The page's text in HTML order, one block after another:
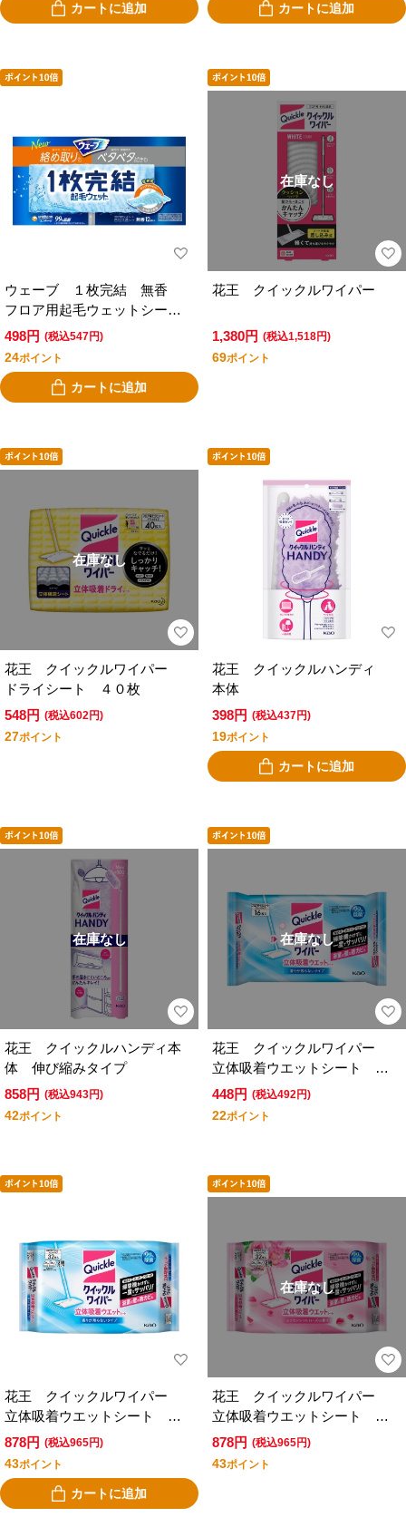
カートに追加 カートに追加
ウェーブ １枚完結 無香
フロア用起毛ウェットシート
（各社共通タイプ） １２枚
入
498円 (税込547円)
24ポイント
カートに追加
在庫なし
花王 クイックルワイパー
1,380円 (税込1,518円)
69ポイント
在庫なし
花王 クイックルワイパー
ドライシート ４０枚
548円 (税込602円)
27ポイント
花王 クイックルハンディ
本体
398円 (税込437円)
19ポイント
カートに追加
在庫なし
花王 クイックルハンディ本
体 伸び縮みタイプ
858円 (税込943円)
42ポイント
在庫なし
花王 クイックルワイパー
立体吸着ウエットシート 香
りが残らないタイプ １６枚
入
448円 (税込492円)
22ポイント
花王 クイックルワイパー
立体吸着ウエットシート 香
りが残らないタイプ ３２枚
入
878円 (税込965円)
43ポイント
カートに追加
在庫なし
花王 クイックルワイパー
立体吸着ウエットシート エ
ッセンシャルローズの香り
３２枚入
878円 (税込965円)
43ポイント